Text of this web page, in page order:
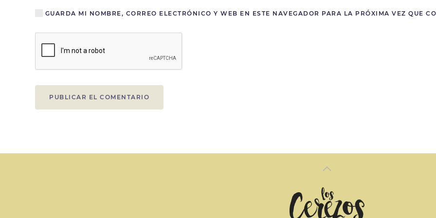
GUARDA MI NOMBRE, CORREO ELECTRÓNICO Y WEB EN ESTE NAVEGADOR PARA LA PRÓXIMA VEZ QUE
PUBLICAR EL COMENTARIO